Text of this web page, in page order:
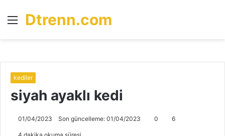
Menü
Dtrenn.com
kediler
siyah ayaklı kedi
01/04/2023 Son güncelleme: 01/04/2023 0 6